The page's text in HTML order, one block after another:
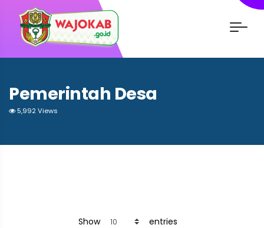
Pemerintah Desa
5,992 Views
Show entries